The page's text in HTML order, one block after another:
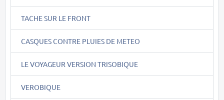
TACHE SUR LE FRONT
CASQUES CONTRE PLUIES DE METEO
LE VOYAGEUR VERSION TRISOBIQUE
VEROBIQUE